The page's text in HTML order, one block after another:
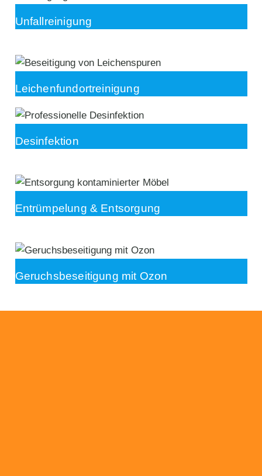
Unfallreinigung
Leichenfundortreinigung
Desinfektion
Entrümpelung & Entsorgung
Geruchsbeseitigung mit Ozon